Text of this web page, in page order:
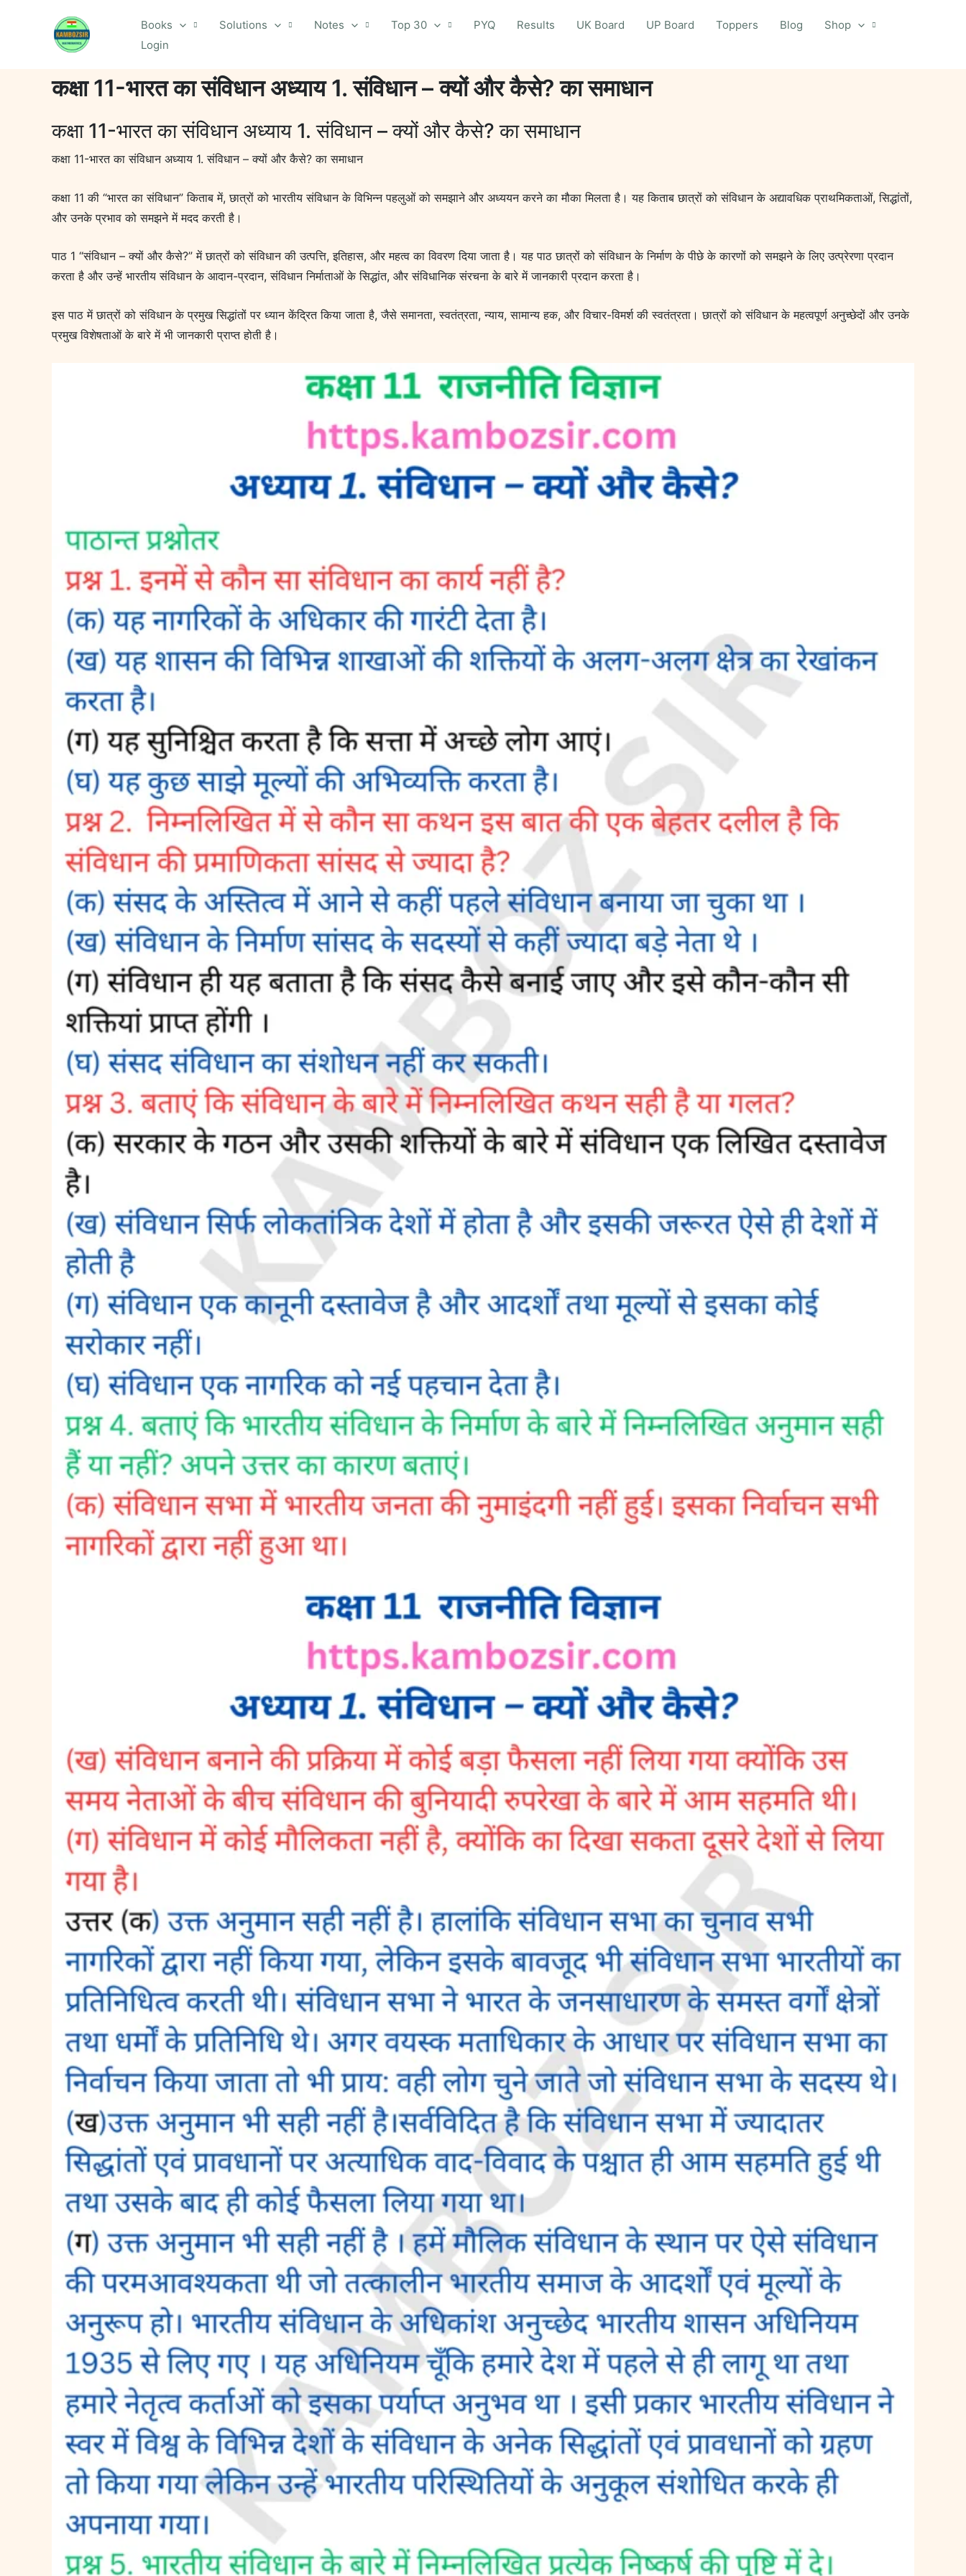
Books Solutions Notes Top 30 PYQ Results UK Board UP Board Toppers Blog
Shop
Login
कक्षा 11-भारत का संविधान अध्याय 1. संविधान – क्यों और कैसे? का समाधान
कक्षा 11-भारत का संविधान अध्याय 1. संविधान – क्यों और कैसे? का समाधान
कक्षा 11-भारत का संविधान अध्याय 1. संविधान – क्यों और कैसे? का समाधान
कक्षा 11 की “भारत का संविधान” किताब में, छात्रों को भारतीय संविधान के विभिन्न पहलुओं को समझाने और अध्ययन करने का मौका मिलता है। यह किताब छात्रों को संविधान के अद्यावधिक प्राथमिकताओं, सिद्धांतों,
और उनके प्रभाव को समझने में मदद करती है।
पाठ 1 “संविधान – क्यों और कैसे?” में छात्रों को संविधान की उत्पत्ति, इतिहास, और महत्व का विवरण दिया जाता है। यह पाठ छात्रों को संविधान के निर्माण के पीछे के कारणों को समझने के लिए उत्प्रेरणा प्रदान
करता है और उन्हें भारतीय संविधान के आदान-प्रदान, संविधान निर्माताओं के सिद्धांत, और संविधानिक संरचना के बारे में जानकारी प्रदान करता है।
इस पाठ में छात्रों को संविधान के प्रमुख सिद्धांतों पर ध्यान केंद्रित किया जाता है, जैसे समानता, स्वतंत्रता, न्याय, सामान्य हक, और विचार-विमर्श की स्वतंत्रता। छात्रों को संविधान के महत्वपूर्ण अनुच्छेदों और उनके
प्रमुख विशेषताओं के बारे में भी जानकारी प्राप्त होती है।